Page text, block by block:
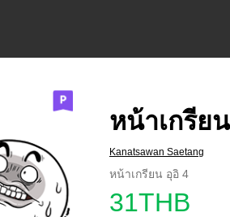
หน้าเกรีย
Kanatsawan Saetang
หน้าเกรียน อุอิ 4
31THB